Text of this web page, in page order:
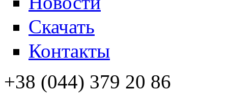
Скачать
Контакты
+38 (044) 379 20 86